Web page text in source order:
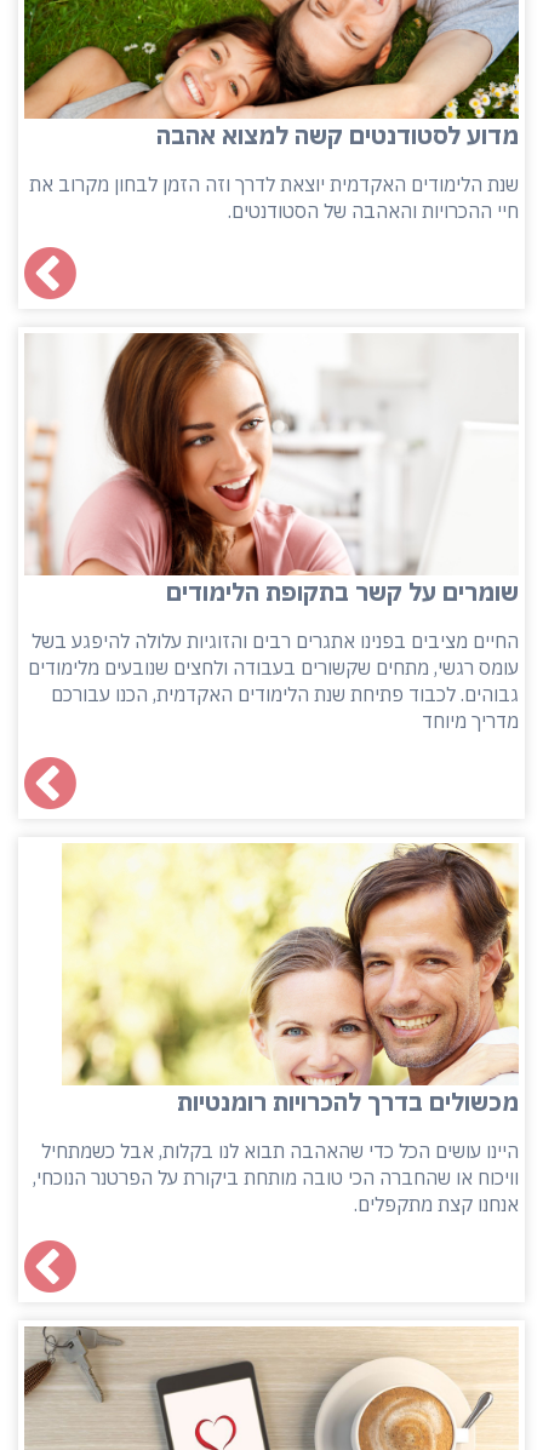
מדוע לסטודנטים קשה למצוא אהבה
שנת הלימודים האקדמית יוצאת לדרך וזה הזמן לבחון מקרוב את
חיי ההכרויות והאהבה של הסטודנטים.
שומרים על קשר בתקופת הלימודים
החיים מציבים בפנינו אתגרים רבים והזוגיות עלולה להיפגע בשל
עומס רגשי, מתחים שקשורים בעבודה ולחצים שנובעים מלימודים
גבוהים. לכבוד פתיחת שנת הלימודים האקדמית, הכנו עבורכם
מדריך מיוחד
מכשולים בדרך להכרויות רומנטיות
היינו עושים הכל כדי שהאהבה תבוא לנו בקלות, אבל כשמתחיל
וויכוח או שהחברה הכי טובה מותחת ביקורת על הפרטנר הנוכחי,
אנחנו קצת מתקפלים.